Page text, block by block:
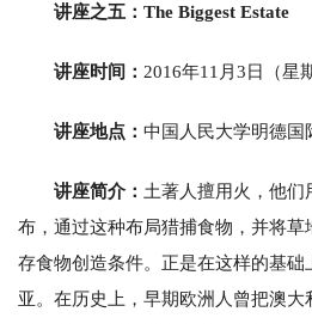
讲座之五：The Biggest Estate
讲座时间： 2016年11月3日（星
讲座地点： 中国人民大学明德国
讲座简介： 土著人擅用火，他
布，通过这种布局猎捕食物，并将
存食物创造条件。正是在这样的基础
亚。在历史上，早期欧洲人曾把澳